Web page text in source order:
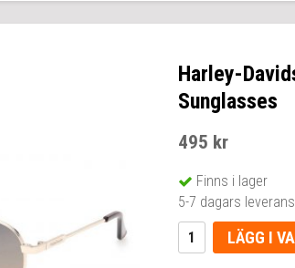
Harley-
Sunglasses
495 kr
Finns i lager
5-7 dagars leverans
LÄGG I